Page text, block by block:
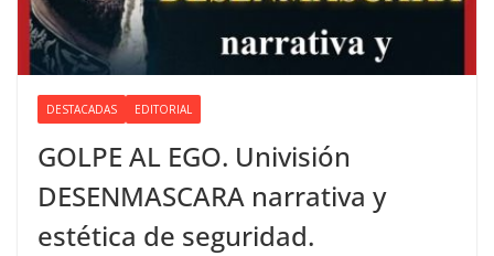
DESTACADAS EDITORIAL
GOLPE AL EGO. Univisión
DESENMASCARA narrativa y
estética de seguridad.